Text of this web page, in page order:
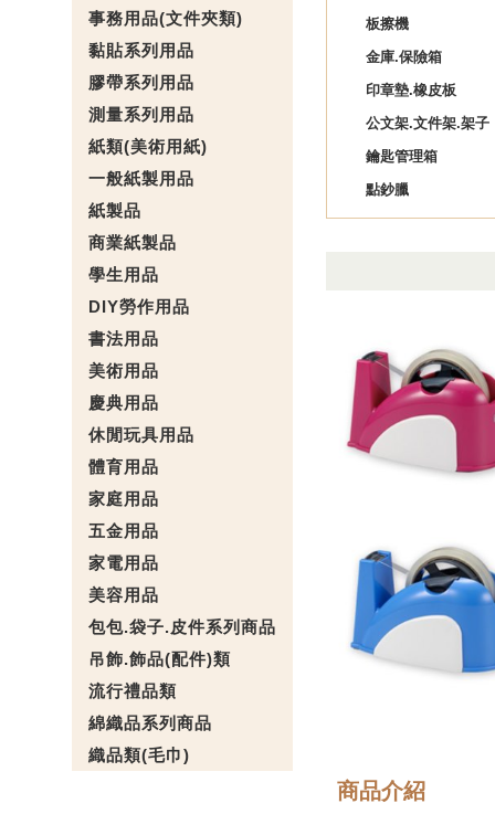
事務用品(文件夾類)
黏貼系列用品
膠帶系列用品
測量系列用品
紙類(美術用紙)
一般紙製用品
紙製品
商業紙製品
學生用品
DIY勞作用品
書法用品
美術用品
慶典用品
休閒玩具用品
體育用品
家庭用品
五金用品
家電用品
美容用品
包包.袋子.皮件系列商品
吊飾.飾品(配件)類
流行禮品類
綿織品系列商品
織品類(毛巾)
板擦機
金庫.保險箱
印章墊.橡皮板
公文架.文件架.架子
鑰匙管理箱
點鈔臘
商品介紹